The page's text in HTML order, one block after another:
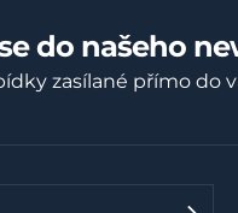
do našeho
zasílané přímo do